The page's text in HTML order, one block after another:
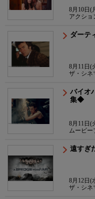
8月10日(
アクショ
ダーテ
8月11日(
ザ・シネ
バイオ
集◆
8月11日(
ムービー
遠すぎ
8月12日(
ザ・シネ